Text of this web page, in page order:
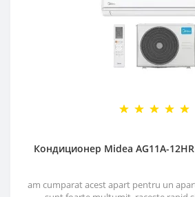
Кондиционер Midea AG11A-
am cumparat acest apart pentru un